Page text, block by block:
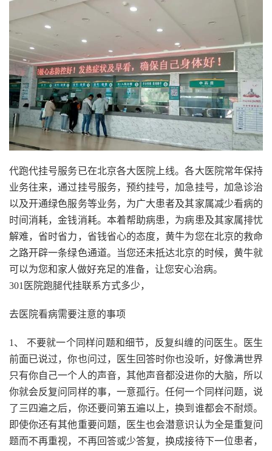
代跑代挂号服务已在北京各大医院上线。各大医院常年保持
业务往来，通过挂号服务，预约挂号，加急挂号，加急诊治
以及开通绿色服务等业务，为广大患者及其家属减少看病的
时间消耗，金钱消耗。本着帮助病患，为病患及其家属排忧
解难，省时省力，省钱省心的态度，黄牛为您在北京的救命
之路开辟一条绿色通道。当您还未抵达北京的时候，黄牛就
可以为您和家人做好充足的准备，让您安心治病。
301医院跑腿代挂联系方式多少，
去医院看病需要注意的事项
1、 不要就一个同样问题和细节，反复纠缠的问医生。医生
前面已说过，你也问过，医生回答时你也没听，好像满世界
只有你自己一个人的声音，其他声音都没进你的大脑，所以
你就会反复问同样的事，一意孤行。任何一个同样问题，说
了三四遍之后，你还要问第五遍以上，换到谁都会不耐烦。
即使你还有其他重要问题，医生也会潜意识认为全是重复问
题而不再重视，不再回答或少答复，换成接待下一位患者，